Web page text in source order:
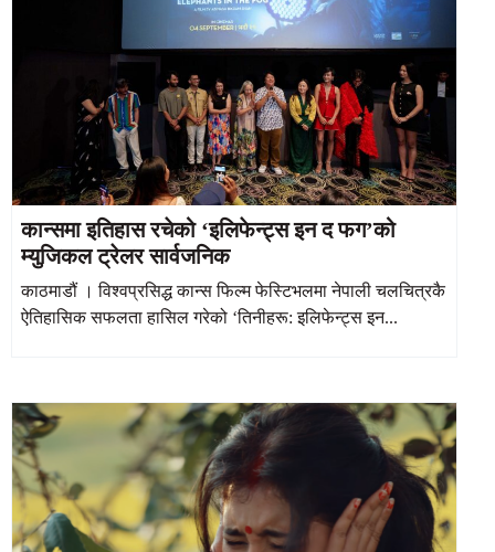
कान्समा इतिहास रचेको ‘इलिफेन्ट्स इन द फग’को
म्युजिकल ट्रेलर सार्वजनिक
काठमाडौं । विश्वप्रसिद्ध कान्स फिल्म फेस्टिभलमा नेपाली चलचित्रकै
ऐतिहासिक सफलता हासिल गरेको ‘तिनीहरू: इलिफेन्ट्स इन...